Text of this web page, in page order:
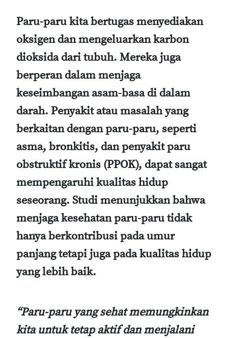
Paru-paru kita bertugas menyediakan
oksigen dan mengeluarkan karbon
dioksida dari tubuh. Mereka juga
berperan dalam menjaga
keseimbangan asam-basa di dalam
darah. Penyakit atau masalah yang
berkaitan dengan paru-paru, seperti
asma, bronkitis, dan penyakit paru
obstruktif kronis (PPOK), dapat sangat
mempengaruhi kualitas hidup
seseorang. Studi menunjukkan bahwa
menjaga kesehatan paru-paru tidak
hanya berkontribusi pada umur
panjang tetapi juga pada kualitas hidup
yang lebih baik.
“Paru-paru yang sehat memungkinkan
kita untuk tetap aktif dan menjalani